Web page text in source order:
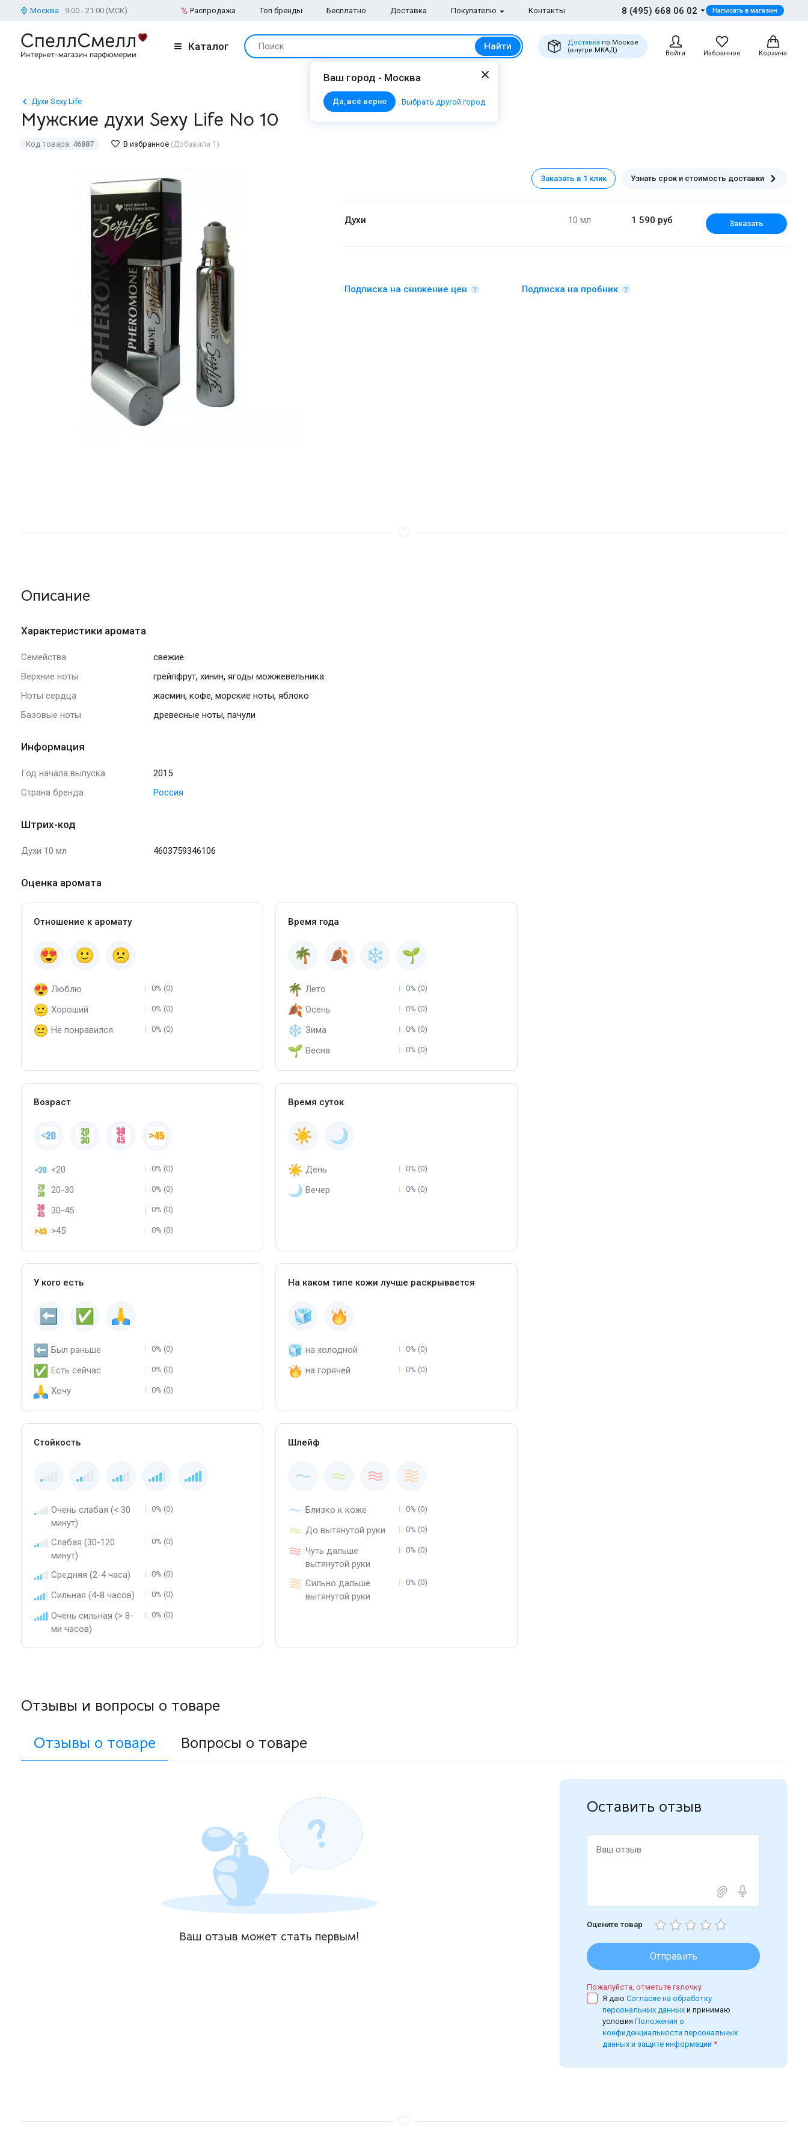
Москва 9:00 - 21:00 (МСК) Распродажа Топ бренды Бесплатно Доставка Покупателю Контакты 8 (495) 668 06 02 Написать в магазин
Каталог Поиск Найти Доставка по Москве
(внутри МКАД)
Войти Избранное Корзина
Ваш город - Москва
Да, всё верно Выбрать другой город
Духи Sexy Life
Мужские духи Sexy Life No 10
Код товара: 46887 В избранное (Добавили 1)
Заказать в 1 клик Узнать срок и стоимость доставки
Духи 1 590 руб
10 мл Заказать
Подписка на снижение цен Подписка на пробник
Описание
Характеристики аромата
Семейства
свежие
Верхние ноты
грейпфрут, хинин, ягоды можжевельника
Ноты сердца
жасмин, кофе, морские ноты, яблоко
Базовые ноты
древесные ноты, пачули
Информация
Год начала выпуска
2015
Страна бренда
Россия
Штрих-код
Духи 10 мл 4603759346106
Оценка аромата
Отношение к аромату
Люблю 0% (0)
Хороший 0% (0)
Не понравился 0% (0)
Время года
Лето 0% (0)
Осень 0% (0)
Зима 0% (0)
Весна 0% (0)
Возраст
<20 0% (0)
20-30 0% (0)
30-45 0% (0)
>45 0% (0)
Время суток
День 0% (0)
Вечер 0% (0)
У кого есть
Был раньше 0% (0)
Есть сейчас 0% (0)
Хочу 0% (0)
На каком типе кожи лучше раскрывается
на холодной 0% (0)
на горячей 0% (0)
Стойкость
Очень слабая (< 30
минут)
0% (0)
Слабая (30-120
минут)
0% (0)
Средняя (2-4 часа) 0% (0)
Сильная (4-8 часов) 0% (0)
Очень сильная (> 8-
ми часов)
0% (0)
Шлейф
Близко к коже 0% (0)
До вытянутой руки 0% (0)
Чуть дальше
вытянутой руки
0% (0)
Сильно дальше
вытянутой руки
0% (0)
Отзывы и вопросы о товаре
Отзывы о товаре
Вопросы о товаре
Ваш отзыв может стать первым!
Оставить отзыв
Оцените товар
Отправить
Пожалуйста, отметьте галочку
Я даюСогласие на обработку
персональных данныхи принимаю
условияПоложения о
конфиденциальности персональных
данных и защите информации *